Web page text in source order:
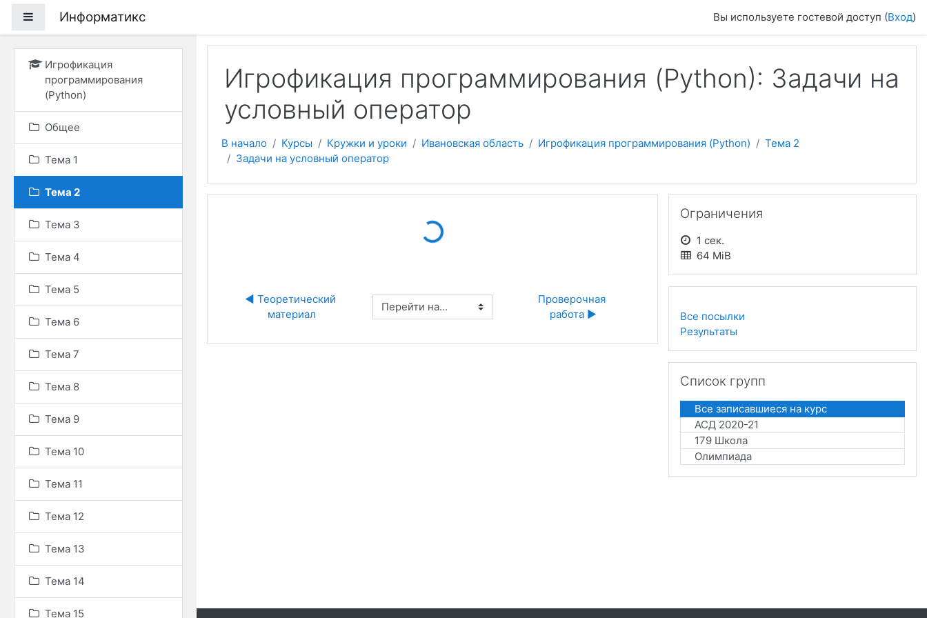
Боковая панель
Информатикс Вы используете гостевой доступ (Вход)
Игрофикация
программирования
(Python)
Общее
Тема 1
Тема 2
Тема 3
Тема 4
Тема 5
Тема 6
Тема 7
Тема 8
Тема 9
Тема 10
Тема 11
Тема 12
Тема 13
Тема 14
Тема 15
Игрофикация программирования (Python): Задачи на
условный оператор
В начало Курсы Кружки и уроки Ивановская область Игрофикация программирования (Python)
Тема 2
Задачи на условный оператор
Loading...
◀︎ Теоретический
материал
Перейти на...
Проверочная
работа ▶︎
Ограничения
1 сек.
64 MiB
Все посылки
Результаты
Список групп
Все записавшиеся на курс
АСД 2020-21
179 Школа
Олимпиада